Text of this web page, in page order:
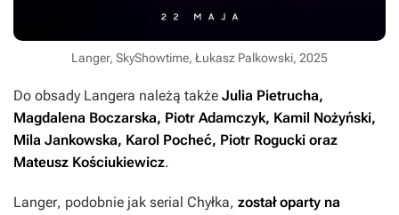
Langer, SkyShowtime, Łukasz Palkowski, 2025
Do obsady Langera należą także Julia Pietrucha,
Magdalena Boczarska, Piotr Adamczyk, Kamil Nożyński,
Mila Jankowska, Karol Pocheć, Piotr Rogucki oraz
Mateusz Kościukiewicz.
Langer, podobnie jak serial Chyłka, został oparty na